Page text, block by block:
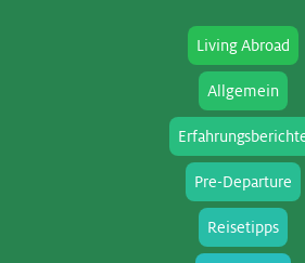
Living Abroad
Allgemein
Pre-Departure
Reisetipps